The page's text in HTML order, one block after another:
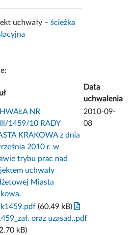
uchwały –ścieżka
Data
uchwalenia
NR
1459/10 RADY
KRAKOWA z dnia
2010 r. w
trybu prac nad
uchwały
Miasta
2010-09-
08
(60.49 kB)
oraz uzasad..pdf
kB)